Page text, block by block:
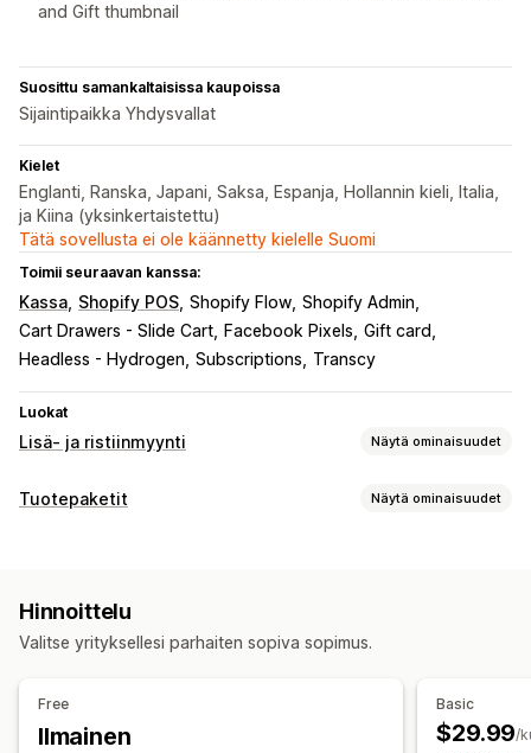
and Gift thumbnail
Suosittu samankaltaisissa kaupoissa
Sijaintipaikka Yhdysvallat
Kielet
Englanti, Ranska, Japani, Saksa, Espanja, Hollannin kieli, Italia,
ja Kiina (yksinkertaistettu)
Tätä sovellusta ei ole käännetty kielelle Suomi
Toimii seuraavan kanssa:
Kassa Shopify POS Shopify Flow Shopify Admin
Cart Drawers - Slide Cart
Facebook Pixels Gift card
Headless - Hydrogen Subscriptions Transcy
Luokat
Lisä- ja ristiinmyynti Näytä ominaisuudet
Mukautukset
Mukautettu CSS-koodi
Monta valuuttaa
Monikielisyys Mukautetut säännöt
Tarjoukset ja suositukset
Ilmaislahja
Tuotepaketit Näytä ominaisuudet
Sekoita ja yhdistä -paketit
Näytepaketit Tilauslaatikot Lisämyyntipaketit
Vastaavat tuotteet
Fyysiset tuotteet
Hinnoittelu
Valitse yrityksellesi parhaiten sopiva sopimus.
Free
Ilmainen
Basic
$29.99/